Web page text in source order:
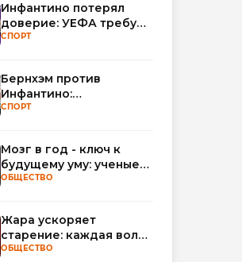
Инфантино потерял
доверие: УЕФА требует
смены руководства
СПОРТ
Бернхэм против
Инфантино:
политический кризис в
СПОРТ
Мозг в год - ключ к
будущему уму: ученые
научились
ОБЩЕСТВО
Жара ускоряет
старение: каждая волна
тепла добавляет
ОБЩЕСТВО